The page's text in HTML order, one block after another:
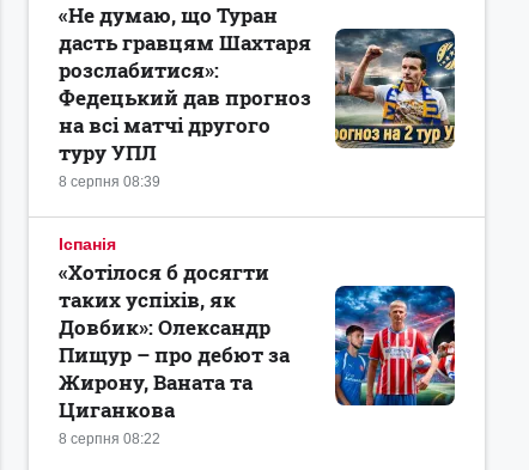
8 серпня 08:39
«Не думаю, що Туран
дасть гравцям Шахтаря
розслабитися»:
Федецький дав прогноз
на всі матчі другого
туру УПЛ
Іспанія
8 серпня 08:22
«Хотілося б досягти
таких успіхів, як
Довбик»: Олександр
Пищур – про дебют за
Жирону, Ваната та
Циганкова